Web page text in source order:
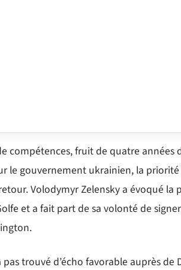
compétences, fruit de quatre années
le gouvernement ukrainien, la
Volodymyr Zelensky a évoqué
et a fait part de sa volonté de
pas trouvé d’écho favorable auprès